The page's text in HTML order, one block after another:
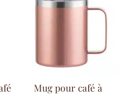
Mug pour café à